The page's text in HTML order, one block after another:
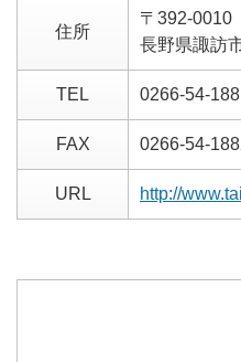
住所
〒392-0010
長野県諏訪
TEL 0266-54-
FAX 0266-54-
URL http://